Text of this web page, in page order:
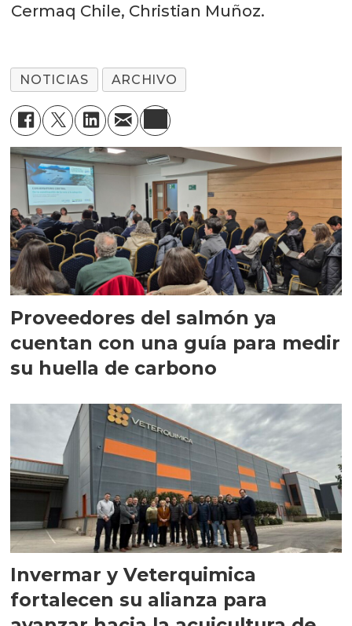
Cermaq Chile, Christian Muñoz.
NOTICIAS ARCHIVO
Proveedores del salmón ya
cuentan con una guía para medir
su huella de carbono
Invermar y Veterquimica
fortalecen su alianza para